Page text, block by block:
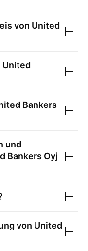
von United
United
Bankers
und
Bankers Oyj
von United